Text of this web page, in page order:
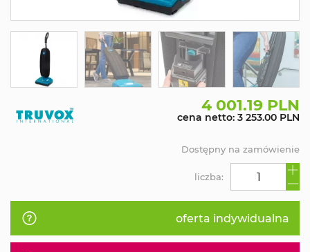
4 001.19 PLN
cena netto: 3 253.00 PLN
oferta indywidualna
liczba:
Dostępny na zamówienie